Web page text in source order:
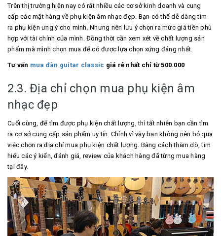
Trên thị trường hiện nay có rất nhiều các cơ sở kinh doanh và cung
cấp các mặt hàng về phụ kiện âm nhạc đẹp. Bạn có thể dễ dàng tìm
ra phụ kiện ưng ý cho mình. Nhưng nên lưu ý chọn ra mức giá tiền phù
hợp với tài chính của mình. Đồng thời cần xem xét về chất lượng sản
phẩm mà mình chọn mua để có được lựa chọn xứng đáng nhất.
Tư vấn mua đàn guitar classic giá rẻ nhất chỉ từ 500.000
2.3. Địa chỉ chọn mua phụ kiện âm
nhạc đẹp
Cuối cùng, để tìm được phụ kiện chất lượng, thì tất nhiên bạn cần tìm
ra cơ sở cung cấp sản phẩm uy tín. Chính vì vậy bạn không nên bỏ qua
việc chọn ra địa chỉ mua phụ kiện chất lượng. Bằng cách thăm dò, tìm
hiểu các ý kiến, đánh giá, review của khách hàng đã từng mua hàng
tại đây.